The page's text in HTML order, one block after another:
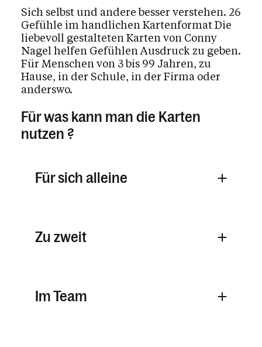
LGBTQIA+
Kultur & Erbe
Ethik & Verantwortung
Das Kirchenjahr im Überblick
Kalender
Sich selbst und andere besser verstehen. 26
Gefühle im handlichen Kartenformat Die
liebevoll gestalteten Karten von Conny
Nagel helfen Gefühlen Ausdruck zu geben.
Für Menschen von 3 bis 99 Jahren, zu
Hause, in der Schule, in der Firma oder
anderswo.
Für was kann man die Karten
nutzen ?
Für sich alleine
Zu zweit
Im Team